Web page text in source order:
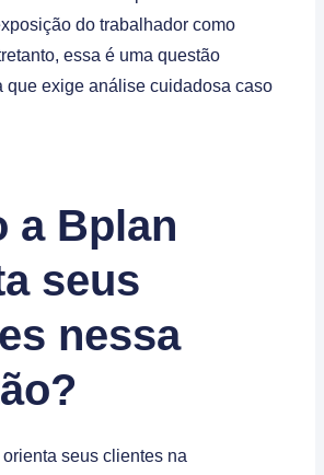
do trabalhador como
essa é uma questão
que exige análise cuidadosa caso
a Bplan
seus
nessa
seus clientes na